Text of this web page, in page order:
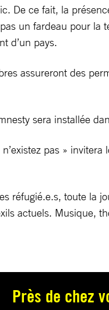
De ce fait, la
un fardeau pour
d’un pays.
assureront des
sera installée
pas »
réfugié.e.s, toute la
actuels. Musique,
Près de chez